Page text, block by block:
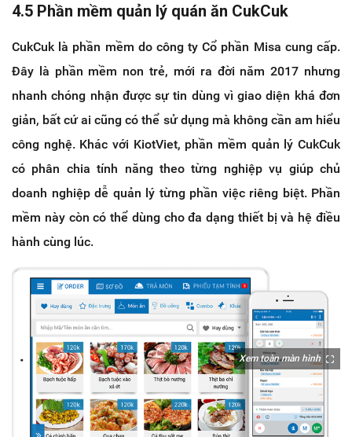
4.5 Phần mềm quản lý quán ăn CukCuk
CukCuk là phần mềm do công ty Cổ phần Misa cung cấp.
Đây là phần mềm non trẻ, mới ra đời năm 2017 nhưng
nhanh chóng nhận được sự tin dùng vì giao diện khá đơn
giản, bất cứ ai cũng có thể sử dụng mà không cần am hiểu
công nghệ. Khác với KiotViet, phần mềm quản lý CukCuk
có phân chia tính năng theo từng nghiệp vụ giúp chủ
doanh nghiệp dễ quản lý từng phần việc riêng biệt. Phần
mềm này còn có thể dùng cho đa dạng thiết bị và hệ điều
hành cùng lúc.
Xem toàn màn hình